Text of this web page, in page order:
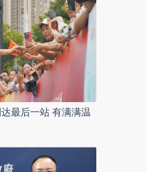
最后一站 有满满温